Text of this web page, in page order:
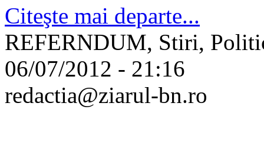
Citeşte mai departe...
REFERNDUM, Stiri,
06/07/2012 - 21:16
redactia@ziarul-bn.ro